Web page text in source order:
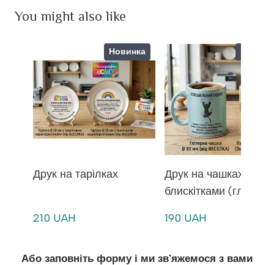
You might also like
Новинка
Друк на тарілках
210 UAH
Друк на чашках з
блискітками
190 UAH
Або заповніть форму і ми зв'яжемося з вами